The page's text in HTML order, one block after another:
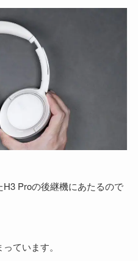
Proの後継機にあたるので
ています。